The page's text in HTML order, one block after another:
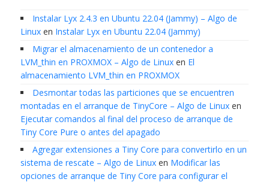
Instalar Lyx 2.4.3 en Ubuntu 22.04 (Jammy) – Algo de
Linuxen Instalar Lyx en Ubuntu 22.04 (Jammy)
Migrar el almacenamiento de un contenedor a
LVM_thin en PROXMOX – Algo de Linuxen El
almacenamiento LVM_thin en PROXMOX
Desmontar todas las particiones que se encuentren
montadas en el arranque de TinyCore – Algo de Linuxen
Ejecutar comandos al final del proceso de arranque de
Tiny Core Pure o antes del apagado
Agregar extensiones a Tiny Core para convertirlo en un
sistema de rescate – Algo de Linuxen Modificar las
opciones de arranque de Tiny Core para configurar el